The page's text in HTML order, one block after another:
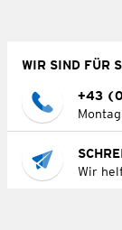
WIR SIND FÜR
+43
Wir